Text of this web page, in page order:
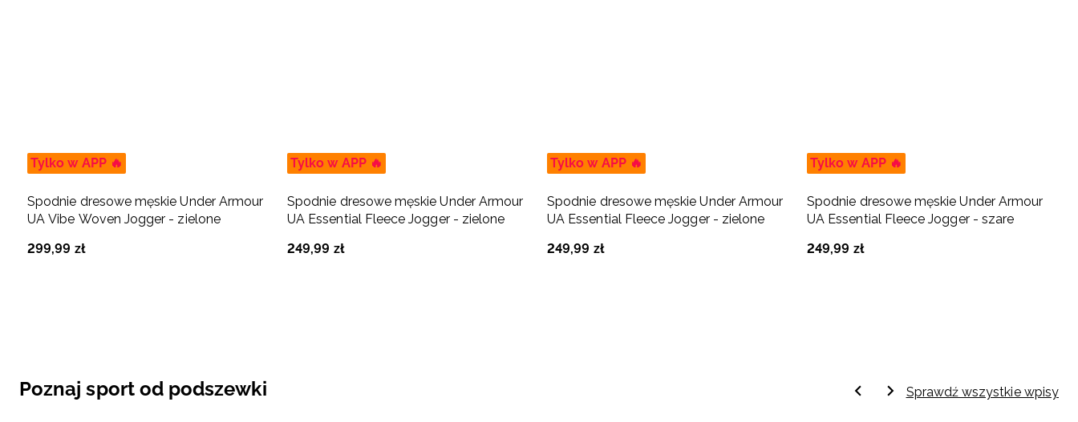
Tylko w APP 🔥
Spodnie dresowe męskie Under Armour
UA Vibe Woven Jogger - zielone
299,99 zł
Tylko w APP 🔥
Spodnie dresowe męskie Under Armour
UA Essential Fleece Jogger - zielone
249,99 zł
Tylko w APP 🔥
Spodnie dresowe męskie Under Armour
UA Essential Fleece Jogger - zielone
249,99 zł
Tylko w APP 🔥
Spodnie dresowe męskie Under Armour
UA Essential Fleece Jogger - szare
249,99 zł
Poznaj sport od podszewki Sprawdź wszystkie wpisy